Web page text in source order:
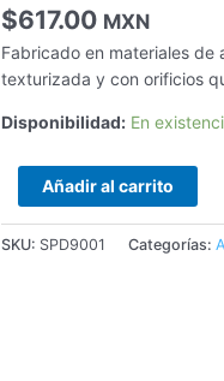
$617.00 MXN
Fabricado en materiales
texturizada y con orificios
Disponibilidad: En
cantidad
Añadir al carrito
SKU: SPD9001 Categorías: